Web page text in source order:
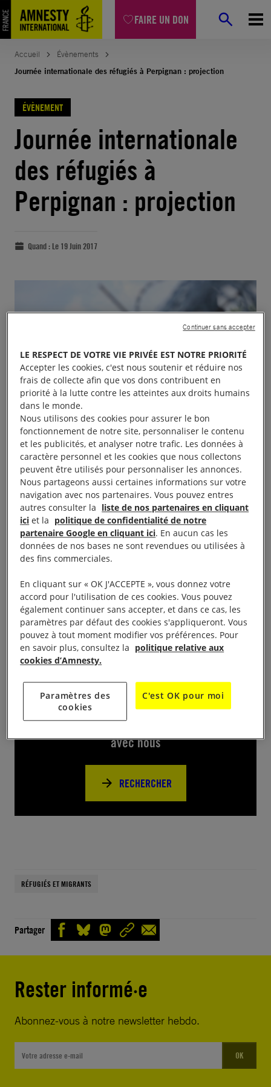
FAIRE UN DON
Accueil
Évènements
Journée internationale des réfugiés à Perpignan : projection
ÉVÈNEMENT
Journée internationale
des réfugiés à
Perpignan : projection
Quand : Le 19 Juin 2017
de la réalisatrice Shu Aiello : Cinéma Le Castillet, 1
boulevard Wilson , 66 000 Perpignan à 19h00.
Près de chez vous
avec nous
RECHERCHER
RÉFUGIÉS ET MIGRANTS
Partager
Rester informé·e
Abonnez-vous à notre newsletter hebdo.
OK
LE RESPECT DE VOTRE VIE PRIVÉE EST NOTRE PRIORITÉ
Accepter les cookies, c'est nous soutenir et réduire nos
frais de collecte afin que vos dons contribuent en
priorité à la lutte contre les atteintes aux droits humains
dans le monde.
Nous utilisons des cookies pour assurer le bon
fonctionnement de notre site, personnaliser le contenu
et les publicités, et analyser notre trafic. Les données à
caractère personnel et les cookies que nous collectons
peuvent être utilisés pour personnaliser les annonces.
Nous partageons aussi certaines informations sur votre
navigation avec nos partenaires. Vous pouvez entres
autres consulter la liste de nos partenaires en cliquant
ici et la politique de confidentialité de notre
partenaire Google en cliquant ici. En aucun cas les
données de nos bases ne sont revendues ou utilisées à
des fins commerciales.
En cliquant sur « OK J'ACCEPTE », vous donnez votre
accord pour l'utilisation de ces cookies. Vous pouvez
également continuer sans accepter, et dans ce cas, les
paramètres par défaut des cookies s'appliqueront. Vous
pouvez à tout moment modifier vos préférences. Pour
en savoir plus, consultez la politique relative aux
cookies d’Amnesty.
Paramètres des
cookies
C'est OK pour moi
Continuer sans accepter